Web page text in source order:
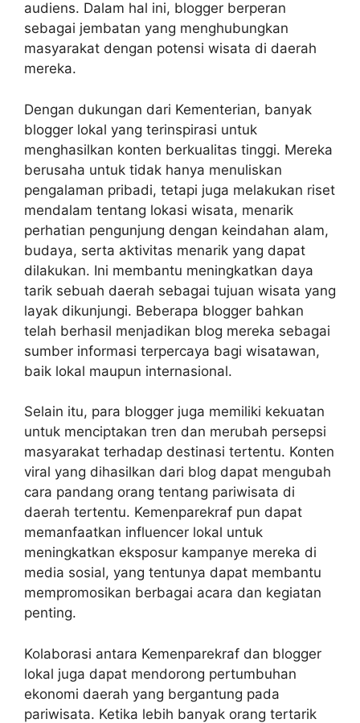
audiens. Dalam hal ini, blogger berperan
sebagai jembatan yang menghubungkan
masyarakat dengan potensi wisata di daerah
mereka.
Dengan dukungan dari Kementerian, banyak
blogger lokal yang terinspirasi untuk
menghasilkan konten berkualitas tinggi. Mereka
berusaha untuk tidak hanya menuliskan
pengalaman pribadi, tetapi juga melakukan riset
mendalam tentang lokasi wisata, menarik
perhatian pengunjung dengan keindahan alam,
budaya, serta aktivitas menarik yang dapat
dilakukan. Ini membantu meningkatkan daya
tarik sebuah daerah sebagai tujuan wisata yang
layak dikunjungi. Beberapa blogger bahkan
telah berhasil menjadikan blog mereka sebagai
sumber informasi terpercaya bagi wisatawan,
baik lokal maupun internasional.
Selain itu, para blogger juga memiliki kekuatan
untuk menciptakan tren dan merubah persepsi
masyarakat terhadap destinasi tertentu. Konten
viral yang dihasilkan dari blog dapat mengubah
cara pandang orang tentang pariwisata di
daerah tertentu. Kemenparekraf pun dapat
memanfaatkan influencer lokal untuk
meningkatkan eksposur kampanye mereka di
media sosial, yang tentunya dapat membantu
mempromosikan berbagai acara dan kegiatan
penting.
Kolaborasi antara Kemenparekraf dan blogger
lokal juga dapat mendorong pertumbuhan
ekonomi daerah yang bergantung pada
pariwisata. Ketika lebih banyak orang tertarik